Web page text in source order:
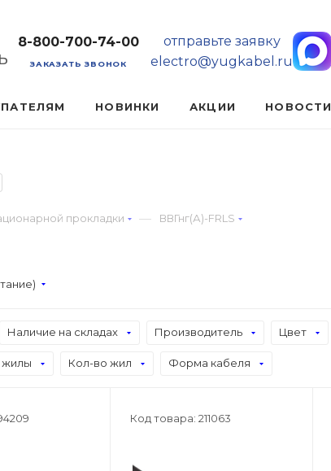
8-800-700-74-00
ЗАКАЗАТЬ ЗВОНОК
отправьте заявку
electro@yugkabel.ru
НОВИНКИ АКЦИИ НОВОСТИ
прокладки — ВВГнг(А)-FRLS
Наличие на складах Производитель Цвет
жилы Кол-во жил Форма кабеля
Код товара: 211063